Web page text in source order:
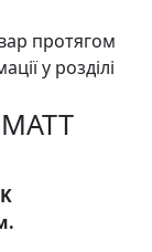
протягом
у розділі